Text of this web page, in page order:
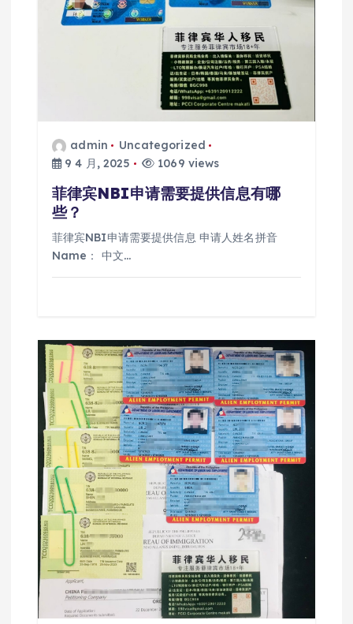
admin
Uncategorized
9 4 月, 2025
1069 views
菲律宾NBI申请需要提供信息有哪
些？
菲律宾NBI申请需要提供信息 申请人姓名拼音
Name： 中文…